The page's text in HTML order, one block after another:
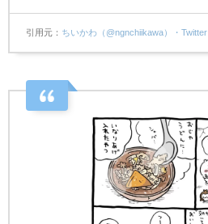
引用元 ちいかわ（@ngnchiikawa）・Twitter